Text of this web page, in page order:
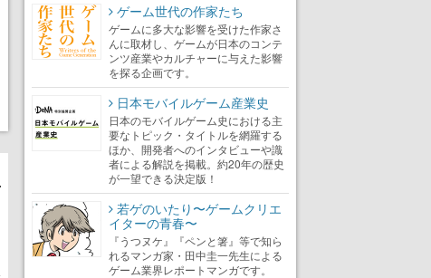
ゲーム世代の作家たち
ゲームに多大な影響を受けた作家さ
んに取材し、ゲームが日本のコンテ
ンツ産業やカルチャーに与えた影響
を探る企画です。
日本モバイルゲーム産業史
日本のモバイルゲーム史における主
要なトピック・タイトルを網羅する
ほか、開発者へのインタビューや識
者による解説を掲載。約20年の歴史
が一望できる決定版！
若ゲのいたり〜ゲームクリエ
イターの青春〜
『うつヌケ』『ペンと箸』等で知ら
れるマンガ家・田中圭一先生による
ゲーム業界レポートマンガです。